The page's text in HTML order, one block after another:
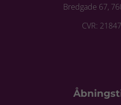
Bredgade 67,
CVR: